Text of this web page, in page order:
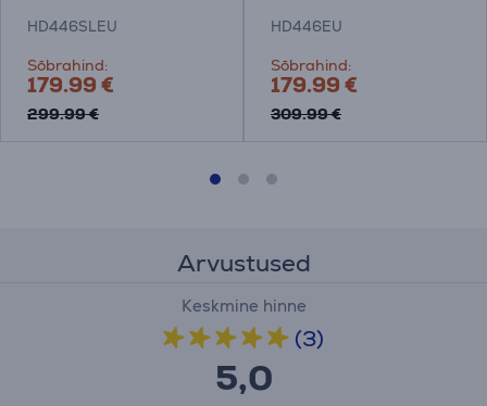
HD446SLEU
Sõbrahind:
179.99 €
299.99 €
HD446EU
Sõbrahind:
179.99 €
309.99 €
Arvustused
Keskmine hinne
(3)
5,0